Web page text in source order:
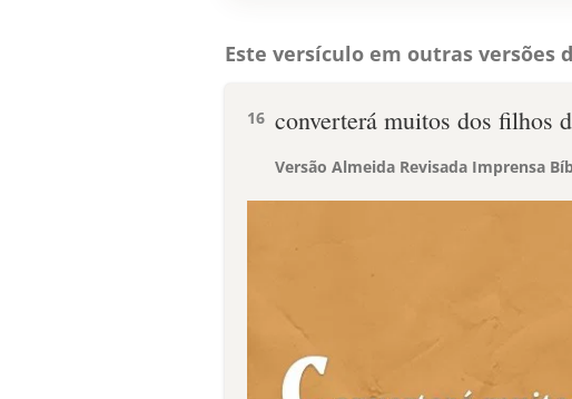
Este versículo em outras versões
16 converterá muitos dos filhos
Versão Almeida Revisada Imprensa